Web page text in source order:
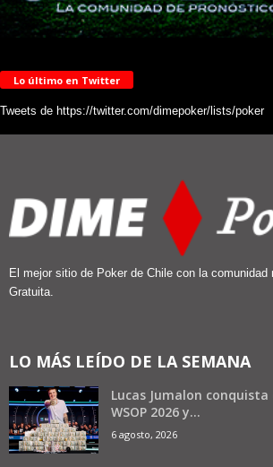
Lo último en Twitter
Tweets de https://twitter.com/dimepoker/lists/poker
El mejor sitio de Poker de Chile con la comunidad
Gratuita.
LO MÁS LEÍDO DE LA SEMANA
Lucas Jumalon
WSOP 2026 y...
6 agosto, 2026